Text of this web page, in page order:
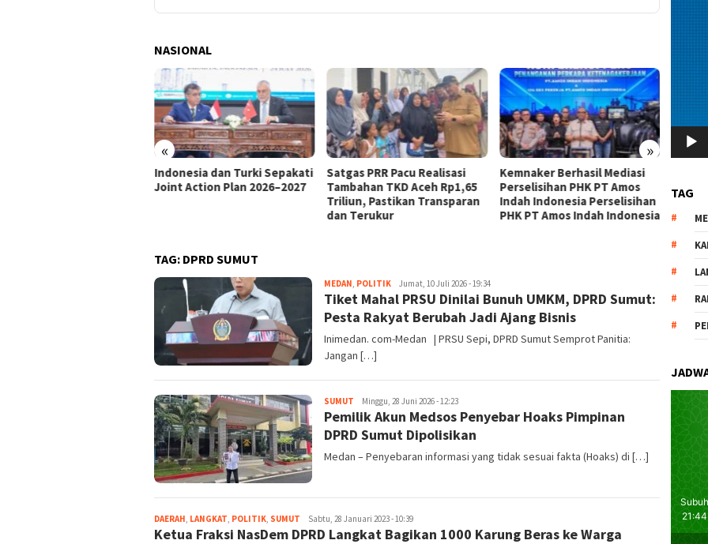
NASIONAL
« »
Indonesia dan Turki Sepakati
Joint Action Plan 2026–2027
Satgas PRR Pacu Realisasi
Tambahan TKD Aceh Rp1,65
Triliun, Pastikan Transparan
dan Terukur
Kemnaker Berhasil Mediasi
Perselisihan PHK PT Amos
Indah Indonesia Perselisihan
PHK PT Amos Indah Indonesia
Bahas
TAG: DPRD SUMUT
MEDAN, POLITIK redaksi
Jumat, 10 Juli 2026 - 19:34
Tiket Mahal PRSU Dinilai Bunuh UMKM, DPRD Sumut:
Pesta Rakyat Berubah Jadi Ajang Bisnis
Inimedan. com-Medan | PRSU Sepi, DPRD Sumut Semprot Panitia:
Jangan […]
SUMUT redaksi
Minggu, 28 Juni 2026 - 12:23
Pemilik Akun Medsos Penyebar Hoaks Pimpinan
DPRD Sumut Dipolisikan
Medan – Penyebaran informasi yang tidak sesuai fakta (Hoaks) di […]
DAERAH, LANGKAT, POLITIK, SUMUT redaksi
Sabtu, 28 Januari 2023 - 10:39
Ketua Fraksi NasDem DPRD Langkat Bagikan 1000 Karung Beras ke Warga
TAG